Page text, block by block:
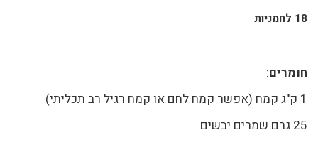
18 לחמניות
חומרים:
1 ק"ג קמח (אפשר קמח לחם או קמח רגיל רב תכליתי)
25 גרם שמרים יבשים